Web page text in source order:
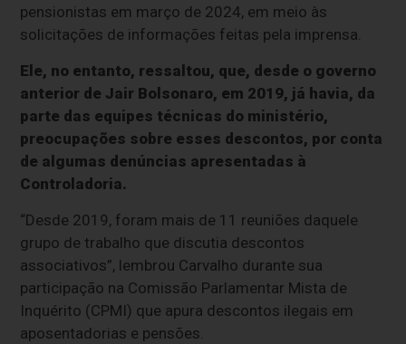
pensionistas em março de 2024, em meio às
solicitações de informações feitas pela imprensa.
Ele, no entanto, ressaltou, que, desde o governo
anterior de Jair Bolsonaro, em 2019, já havia, da
parte das equipes técnicas do ministério,
preocupações sobre esses descontos, por conta
de algumas denúncias apresentadas à
Controladoria.
“Desde 2019, foram mais de 11 reuniões daquele
grupo de trabalho que discutia descontos
associativos”, lembrou Carvalho durante sua
participação na Comissão Parlamentar Mista de
Inquérito (CPMI) que apura descontos ilegais em
aposentadorias e pensões.